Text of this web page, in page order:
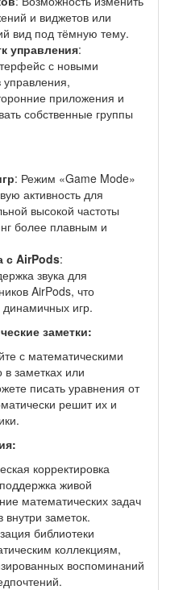
и виджетов или
вид под тёмную тему.
управления:
с новыми
приложения и
собственные группы
: Режим «Game Mode»
активность для
высокой частоты
более плавным и
с AirPods:
звука для
AirPods, что
игр.
заметки:
с математическими
заметках или
писать уравнения от
решит их и
корректировка
живой
математических задач
заметок.
библиотеки
коллекциям,
воспоминаний